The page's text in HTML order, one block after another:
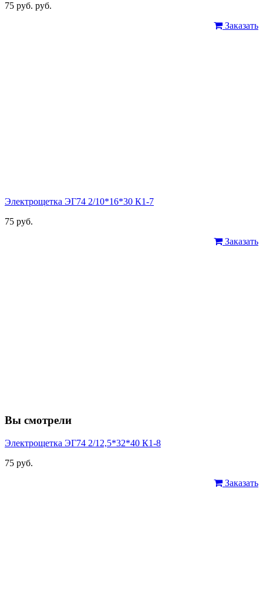
75 руб. руб.
Заказать
Электрощетка ЭГ74 2/10*16*30 К1-7
75 руб.
Заказать
Вы смотрели
Электрощетка ЭГ74 2/12,5*32*40 К1-8
75 руб.
Заказать